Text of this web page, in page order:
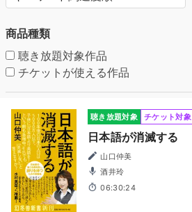
商品種類
聴き放題対象作品
チケットが使える作品
聴き放題対象 チケット対象
日本語が消滅する
山口仲美
酒井玲
06:30:24